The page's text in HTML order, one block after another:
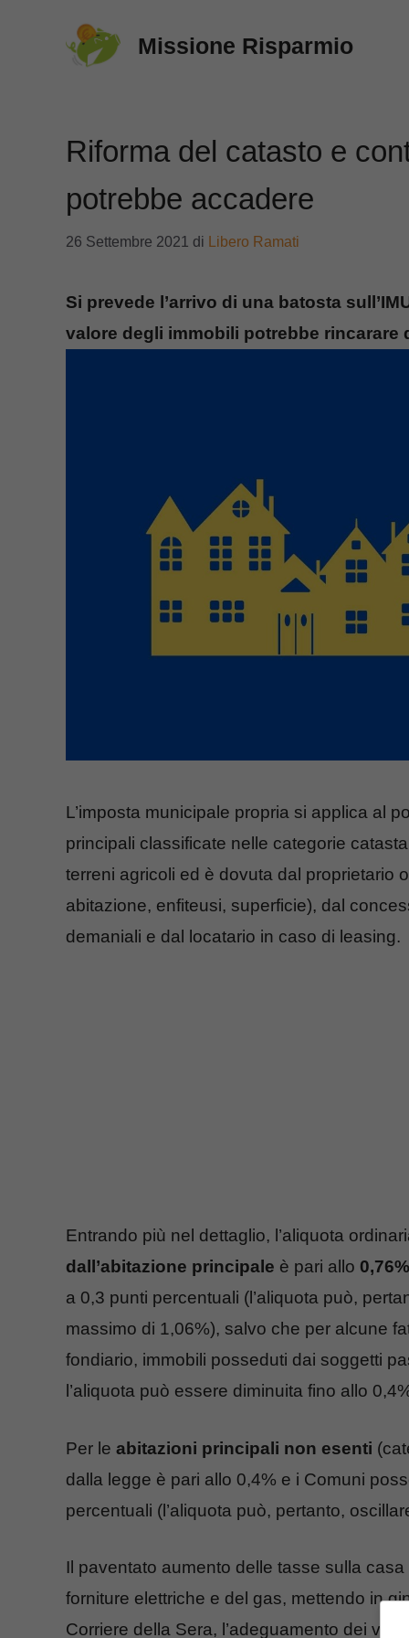
Missione Risparmio
Riforma del catasto e
potrebbe accadere
26 Settembre 2021 di Libero Ramati
Si prevede l’arrivo di una batosta
valore degli immobili potrebbe rincarare
L’imposta municipale propria si applica al
principali classificate nelle categorie
terreni agricoli ed è dovuta dal proprietario
abitazione, enfiteusi, superficie), dal
demaniali e dal locatario in caso di leasing.
Entrando più nel dettaglio, l’aliquota
dall’abitazione principale è pari allo 0,76%
a 0,3 punti percentuali (l’aliquota può,
massimo di 1,06%), salvo che per alcune
fondiario, immobili posseduti dai soggetti
l’aliquota può essere diminuita fino allo
Per le abitazioni principali non esenti
dalla legge è pari allo 0,4% e i Comuni
percentuali (l’aliquota può, pertanto,
Il paventato aumento delle tasse sulla
forniture elettriche e del gas, mettendo in
Corriere della Sera, l’adeguamento dei